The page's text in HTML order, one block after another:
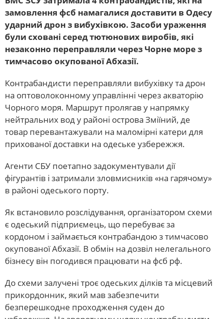
замовлення фсб намагалися доставити в Одесу
ударний дрон з вибухівкою. Засоби ураження
були сховані серед тютюнових виробів, які
незаконно переправляли через Чорне море з
тимчасово окупованої Абхазії.
Контрабандисти переправляли вибухівку та дрон
на оптоволоконному управлінні через акваторію
Чорного моря. Маршрут пролягав у напрямку
нейтральних вод у районі острова Зміїний, де
товар перевантажували на маломірні катери для
прихованої доставки на одеське узбережжя.
Агенти СБУ поетапно задокументували дії
фігурантів і затримали зловмисників «на гарячому»
в районі одеського порту.
Як встановило розслідування, організатором схеми
є одеський підприємець, що перебуває за
кордоном і займається контрабандою з тимчасово
окупованої Абхазії. В обмін на дозвіл нелегального
бізнесу він погодився працювати на фсб рф.
До схеми залучені троє одеських ділків та місцевий
прикордонник, який мав забезпечити
безперешкодне проходження суден до